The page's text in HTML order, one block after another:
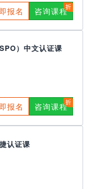
报名 咨询课程
）中文认证课
报名 咨询课程
认证课